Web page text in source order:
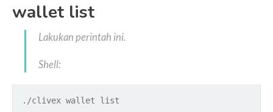
wallet list
Lakukan perintah ini.
Shell:
./clivex wallet list